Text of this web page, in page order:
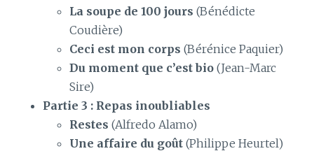
La soupe de 100 jours(Bénédicte
Coudière)
Ceci est mon corps(Bérénice Paquier)
Du moment que c’est bio(Jean-Marc
Sire)
Partie 3 : Repas inoubliables
Restes(Alfredo Alamo)
Une affaire du goût(Philippe Heurtel)